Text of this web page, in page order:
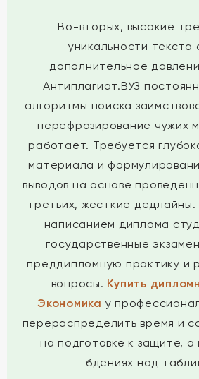
Во-вторых, высокие
уникальности текста
дополнительное
Антиплагиат.ВУЗ
алгоритмы поиска
перефразирование чужих
работает. Требуется
материала и
выводов на основе
третьих, жесткие
написанием диплома
государственные
преддипломную практику и
вопросы. Купить
Экономика у
перераспределить время и
на подготовке к защите,
бдениях над